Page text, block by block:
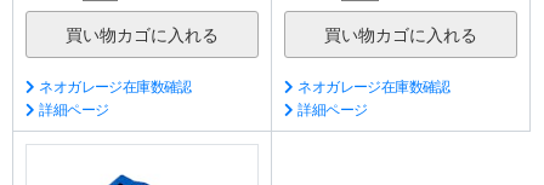
ネオガレージ在庫数確認
詳細ページ
ネオガレージ在庫数確認
詳細ページ